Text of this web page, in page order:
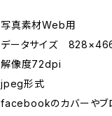
写真素材Web用
データサイズ
解像度72dpi
jpeg形式
facebookのカバーやブ